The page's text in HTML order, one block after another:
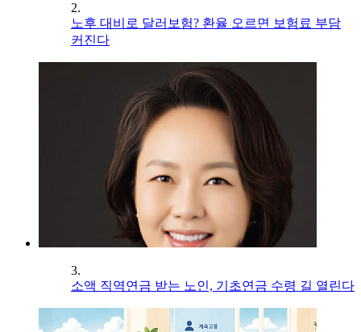
2.
노후 대비로 달러보험? 환율 오르면 보험료 부담
커진다
3.
소액 직역연금 받는 노인, 기초연금 수령 길 열린다